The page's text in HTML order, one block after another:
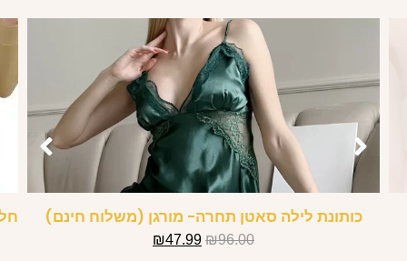
כותונת לילה סאטן תחרה- מורגן (משלוח חינם)
₪96.00
₪47.99